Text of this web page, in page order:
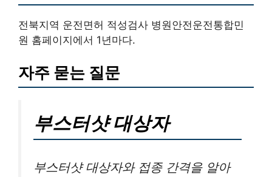
전북지역 운전면허 적성검사 병원안전운전통합민
원 홈페이지에서 1년마다.
자주 묻는 질문
부스터샷 대상자
부스터샷 대상자와 접종 간격을 알아